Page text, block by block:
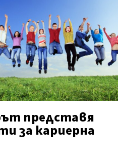
представя
за кариерна